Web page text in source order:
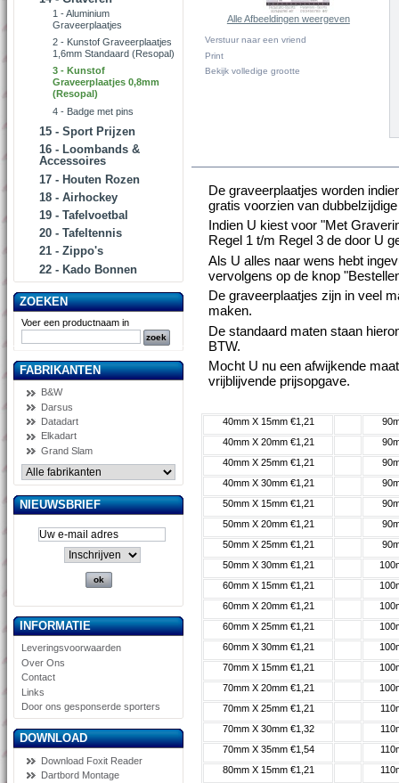
1 - Aluminium
Graveerplaatjes
2 - Kunstof Graveerplaatjes
1,6mm Standaard (Resopal)
3 - Kunstof
Graveerplaatjes 0,8mm
(Resopal)
4 - Badge met pins
15 - Sport Prijzen
16 - Loombands &
Accessoires
17 - Houten Rozen
18 - Airhockey
19 - Tafelvoetbal
20 - Tafeltennis
21 - Zippo's
22 - Kado Bonnen
ZOEKEN
Voer een productnaam in
FABRIKANTEN
B&W
Darsus
Datadart
Elkadart
Grand Slam
NIEUWSBRIEF
INFORMATIE
Leveringsvoorwaarden
Over Ons
Contact
Links
Door ons gesponserde sporters
DOWNLOAD
Download Foxit Reader
Dartbord Montage
Alle Afbeeldingen weergeven
Verstuur naar een vriend
Print
Bekijk volledige grootte
De graveerplaatjes worden
gratis voorzien van
Indien U kiest voor "Met
Regel 1 t/m Regel 3 de door U
Als U alles naar wens hebt
vervolgens op de knop
De graveerplaatjes zijn in veel
maken.
De standaard maten staan
BTW.
Mocht U nu een afwijkende
vrijblijvende prijsopgave.
40mm X 15mm €1,21
40mm X 20mm €1,21
40mm X 25mm €1,21
40mm X 30mm €1,21
50mm X 15mm €1,21
50mm X 20mm €1,21
50mm X 25mm €1,21
50mm X 30mm €1,21
60mm X 15mm €1,21
60mm X 20mm €1,21
60mm X 25mm €1,21
60mm X 30mm €1,21
70mm X 15mm €1,21
70mm X 20mm €1,21
70mm X 25mm €1,21
70mm X 30mm €1,32
70mm X 35mm €1,54
80mm X 15mm €1,21